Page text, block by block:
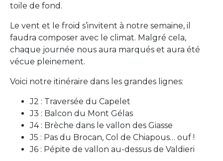
toile de fond.
Le vent et le froid s’invitent à notre semaine, il
faudra composer avec le climat. Malgré cela,
chaque journée nous aura marqués et aura été
vécue pleinement.
Voici notre itinéraire dans les grandes lignes:
J2 : Traversée du Capelet
J3 : Balcon du Mont Gélas
J4 : Brèche dans le vallon des Giasse
J5 : Pas du Brocan, Col de Chiapous… ouf !
J6 : Pépite de vallon au-dessus de Valdieri